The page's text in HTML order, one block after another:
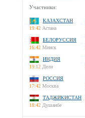
Участники:
КАЗАХСТАН
19:42 Астана
БЕЛОРУССИЯ
16:42 Минск
ИНДИЯ
19:12 Дели
РОССИЯ
17:42 Москва
ТАДЖИКИСТАН
18:42 Душанбе